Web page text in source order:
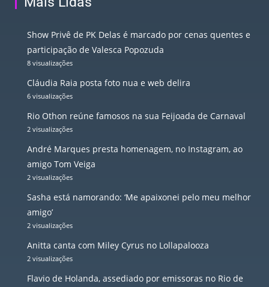
Show Privê de PK Delas é marcado por cenas quentes e
participação de Valesca Popozuda
8 visualizações
Cláudia Raia posta foto nua e web delira
6 visualizações
Rio Othon reúne famosos na sua Feijoada de Carnaval
2 visualizações
André Marques presta homenagem, no Instagram, ao
amigo Tom Veiga
2 visualizações
Sasha está namorando: ‘Me apaixonei pelo meu melhor
amigo’
2 visualizações
Anitta canta com Miley Cyrus no Lollapalooza
2 visualizações
Flavio de Holanda, assediado por emissoras no Rio de